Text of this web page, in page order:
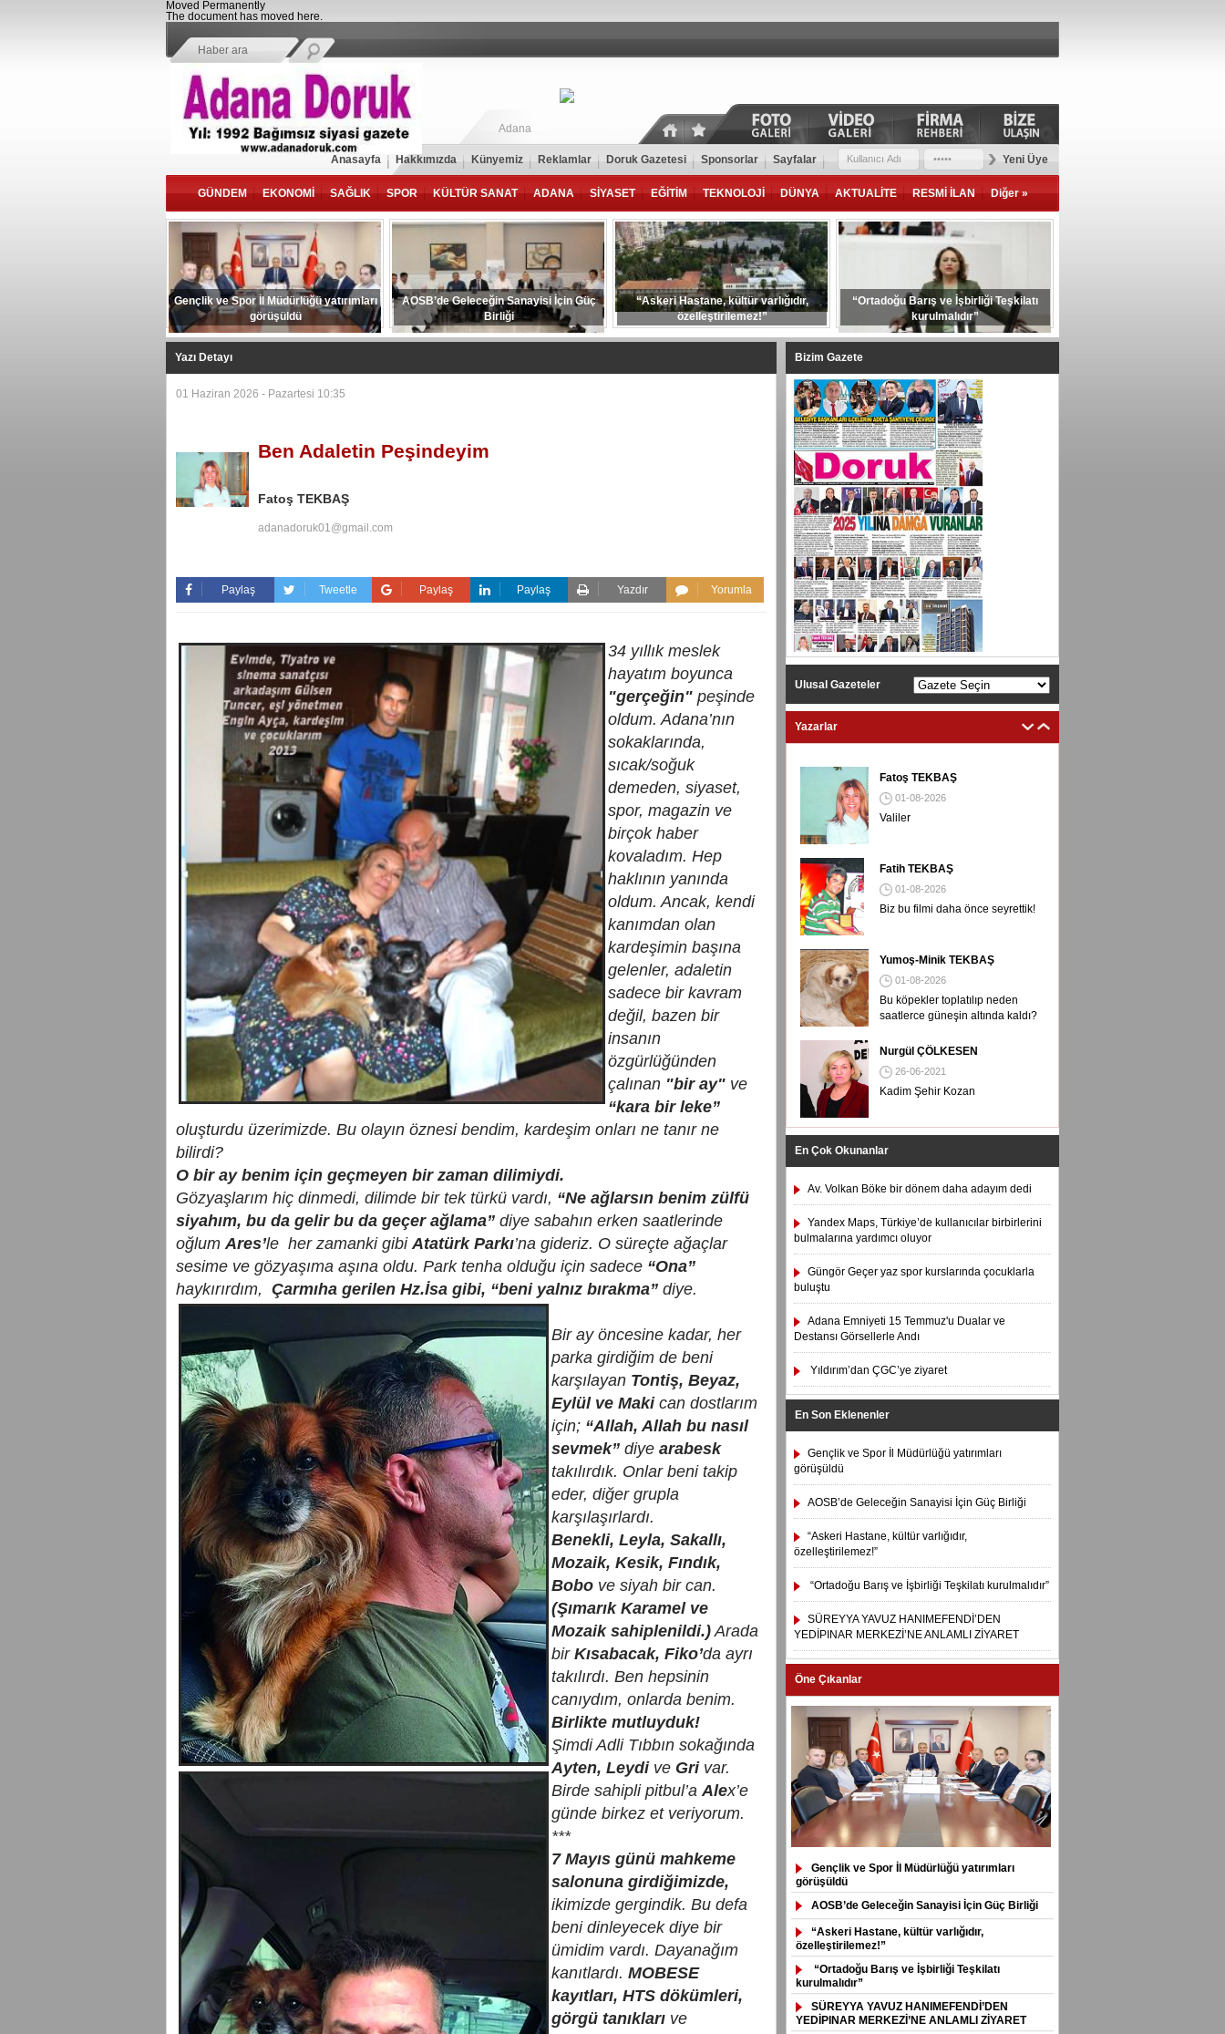
Moved Permanently
The document has moved here.
Adana
Anasayfa Hakkımızda Künyemiz Reklamlar Doruk Gazetesi Sponsorlar Sayfalar Yeni Üye
GÜNDEM EKONOMİ SAĞLIK SPOR KÜLTÜR SANAT ADANA SİYASET EĞİTİM TEKNOLOJİ DÜNYA AKTUALİTE RESMİ İLAN Diğer »
Gençlik ve Spor İl Müdürlüğü yatırımları
görüşüldü
AOSB’de Geleceğin Sanayisi İçin Güç
Birliği
“Askeri Hastane, kültür varlığıdır,
özelleştirilemez!”
“Ortadoğu Barış ve İşbirliği Teşkilatı
kurulmalıdır”
Yazı Detayı
01 Haziran 2026 - Pazartesi 10:35
Ben Adaletin Peşindeyim
Fatoş TEKBAŞ
adanadoruk01@gmail.com
Paylaş Tweetle Paylaş Paylaş Yazdır Yorumla
34 yıllık meslek
hayatım boyunca
"gerçeğin" peşinde
oldum. Adana’nın
sokaklarında,
sıcak/soğuk
demeden, siyaset,
spor, magazin ve
birçok haber
kovaladım. Hep
haklının yanında
oldum. Ancak, kendi
kanımdan olan
kardeşimin başına
gelenler, adaletin
sadece bir kavram
değil, bazen bir
insanın
özgürlüğünden
çalınan "bir ay" ve
“kara bir leke”
oluşturdu üzerimizde. Bu olayın öznesi bendim, kardeşim onları ne tanır ne
bilirdi?
O bir ay benim için geçmeyen bir zaman dilimiydi.
Gözyaşlarım hiç dinmedi, dilimde bir tek türkü vardı, “Ne ağlarsın benim zülfü
siyahım, bu da gelir bu da geçer ağlama” diye sabahın erken saatlerinde
oğlumAres’le her zamanki gibiAtatürk Parkı’na gideriz. O süreçte ağaçlar
sesime ve gözyaşıma aşına oldu. Park tenha olduğu için sadece “Ona”
haykırırdım, Çarmıha gerilen Hz.İsa gibi, “beni yalnız bırakma” diye.
Bir ay öncesine kadar, her
parka girdiğim de beni
karşılayan Tontiş, Beyaz,
Eylül ve Makican dostlarım
için; “Allah, Allah bu nasıl
sevmek” diye arabesk
takılırdık. Onlar beni takip
eder, diğer grupla
karşılaşırlardı.
Benekli, Leyla, Sakallı,
Mozaik, Kesik, Fındık,
Bobo ve siyah bir can.
(Şımarık Karamel ve
Mozaik sahiplenildi.)Arada
bir Kısabacak, Fiko’da ayrı
takılırdı. Ben hepsinin
canıydım, onlarda benim.
Birlikte mutluyduk!
Şimdi Adli Tıbbın sokağında
Ayten, Leydi ve Grivar.
Birde sahipli pitbul’aAlex’e
günde birkez et veriyorum.
***
7 Mayıs günü mahkeme
salonuna girdiğimizde,
ikimizde gergindik. Bu defa
beni dinleyecek diye bir
ümidim vardı. Dayanağım
kanıtlardı. MOBESE
kayıtları, HTS dökümleri,
görgü tanıkları ve
Bizim Gazete
Ulusal Gazeteler
Yazarlar
Fatoş TEKBAŞ
01-08-2026
Valiler
Fatih TEKBAŞ
01-08-2026
Biz bu filmi daha önce seyrettik!
Yumoş-Minik TEKBAŞ
01-08-2026
Bu köpekler toplatılıp neden
saatlerce güneşin altında kaldı?
Nurgül ÇÖLKESEN
26-06-2021
Kadim Şehir Kozan
En Çok Okunanlar
Av. Volkan Böke bir dönem daha adayım dedi
Yandex Maps, Türkiye’de kullanıcılar birbirlerini
bulmalarına yardımcı oluyor
Güngör Geçer yaz spor kurslarında çocuklarla
buluştu
Adana Emniyeti 15 Temmuz'u Dualar ve
Destansı Görsellerle Andı
Yıldırım’dan ÇGC’ye ziyaret
En Son Eklenenler
Gençlik ve Spor İl Müdürlüğü yatırımları
görüşüldü
AOSB’de Geleceğin Sanayisi İçin Güç Birliği
“Askeri Hastane, kültür varlığıdır,
özelleştirilemez!”
“Ortadoğu Barış ve İşbirliği Teşkilatı kurulmalıdır”
SÜREYYA YAVUZ HANIMEFENDİ’DEN
YEDİPINAR MERKEZİ’NE ANLAMLI ZİYARET
Öne Çıkanlar
Gençlik ve Spor İl Müdürlüğü yatırımları
görüşüldü
AOSB’de Geleceğin Sanayisi İçin Güç Birliği
“Askeri Hastane, kültür varlığıdır,
özelleştirilemez!”
“Ortadoğu Barış ve İşbirliği Teşkilatı
kurulmalıdır”
SÜREYYA YAVUZ HANIMEFENDİ’DEN
YEDİPINAR MERKEZİ’NE ANLAMLI ZİYARET